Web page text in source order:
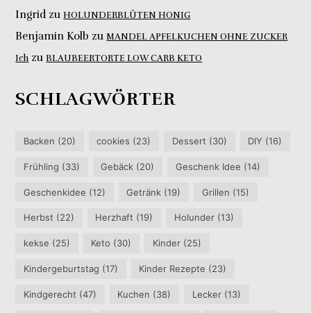
IngridzuHOLUNDERBLÜTEN HONIG
Benjamin Kolb zuMANDEL APFELKUCHEN OHNE ZUCKER
Ich zuBLAUBEERTORTE LOW CARB KETO
SCHLAGWÖRTER
Backen (20) cookies (23) Dessert (30) DIY (16)
Frühling (33) Gebäck (20) Geschenk Idee (14)
Geschenkidee (12) Getränk (19) Grillen (15)
Herbst (22) Herzhaft (19) Holunder(13)
kekse (25) Keto (30) Kinder(25)
Kindergeburtstag (17) Kinder Rezepte (23)
Kindgerecht (47) Kuchen (38) Lecker(13)